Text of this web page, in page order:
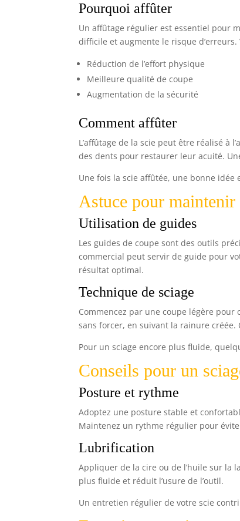
Pourquoi affûter
Un affûtage régulier est essentiel pour
difficile et augmente le risque
Réduction de l’effort physique
Meilleure qualité de coupe
Augmentation de la sécurité
Comment affûter
L’affûtage de la scie peut être réalisé à
des dents pour restaurer leur acuité.
Une fois la scie affûtée, une bonne
Astuce pour
Utilisation de guides
Les guides de coupe sont des outils
commercial peut servir de guide pour
résultat optimal.
Technique de sciage
Commencez par une coupe légère
sans forcer, en suivant la rainure
Pour un sciage encore plus fluide,
Conseils pour un
Posture et rythme
Adoptez une posture stable et
Maintenez un rythme régulier pour
Lubrification
Appliquer de la cire ou de l’huile sur la
plus fluide et réduit l’usure de l’outil.
Un entretien régulier de votre scie